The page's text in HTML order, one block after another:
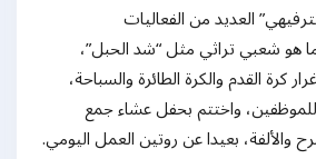
العديد من الفعاليات
هو شعبي تراثي مثل “شد الحبل”،
كرة القدم والكرة الطائرة والسباحة،
واختتم بحفل عشاء جمع
بعيدا عن روتين العمل اليومي.